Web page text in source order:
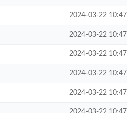
2024-03-22 10:47
2024-03-22 10:47
2024-03-22 10:47
2024-03-22 10:47
2024-03-22 10:47